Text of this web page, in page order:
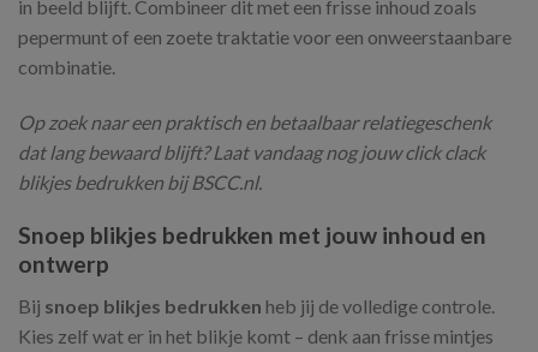
in beeld blijft. Combineer dit met een frisse inhoud zoals
pepermunt of een zoete traktatie voor een onweerstaanbare
combinatie.
Op zoek naar een praktisch en betaalbaar relatiegeschenk
dat lang bewaard blijft? Laat vandaag nog jouw click clack
blikjes bedrukken bij BSCC.nl.
Snoep blikjes bedrukken met jouw inhoud en
ontwerp
Bij snoep blikjes bedrukken heb jij de volledige controle.
Kies zelf wat er in het blikje komt – denk aan frisse mintjes